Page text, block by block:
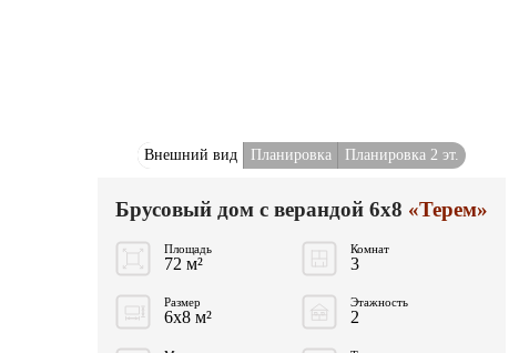
Внешний вид Планировка Планировка 2 эт.
Брусовый дом с верандой 6x8 «Терем»
Площадь
72 м²
Комнат
3
Размер
6x8 м²
Этажность
2